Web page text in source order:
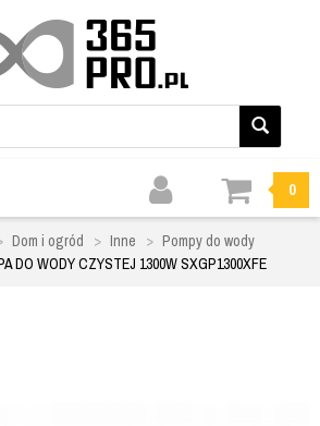
0
Dom i ogród Inne
Pompy do wody
DO WODY CZYSTEJ 1300W SXGP1300XFE